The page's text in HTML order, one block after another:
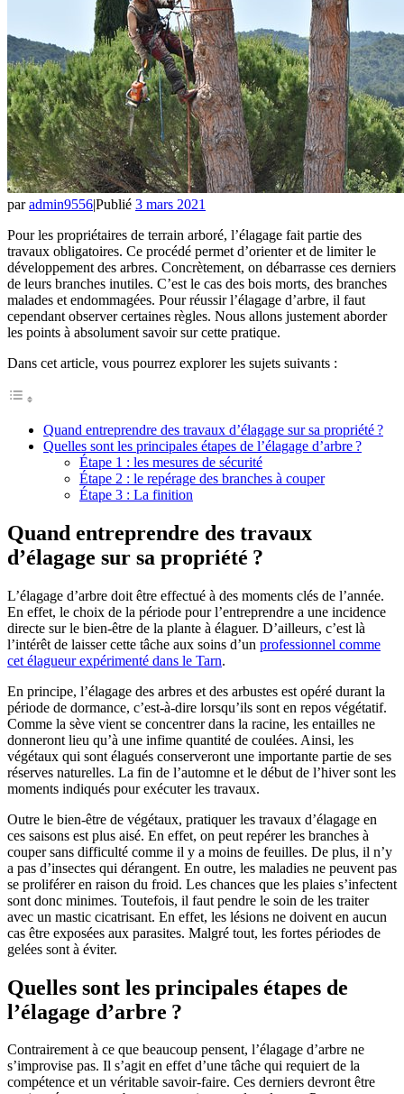
paradmin9556|Publié 3 mars 2021
Pour les propriétaires de terrain arboré, l’élagage fait partie des
travaux obligatoires. Ce procédé permet d’orienter et de limiter le
développement des arbres. Concrètement, on débarrasse ces derniers
de leurs branches inutiles. C’est le cas des bois morts, des branches
malades et endommagées. Pour réussir l’élagage d’arbre, il faut
cependant observer certaines règles. Nous allons justement aborder
les points à absolument savoir sur cette pratique.
Dans cet article, vous pourrez explorer les sujets suivants :
Quand entreprendre des travaux d’élagage sur sa propriété ?
Quelles sont les principales étapes de l’élagage d’arbre ?
Étape 1 : les mesures de sécurité
Étape 2 : le repérage des branches à couper
Étape 3 : La finition
Quand entreprendre des travaux
d’élagage sur sa propriété ?
L’élagage d’arbre doit être effectué à des moments clés de l’année.
En effet, le choix de la période pour l’entreprendre a une incidence
directe sur le bien-être de la plante à élaguer. D’ailleurs, c’est là
l’intérêt de laisser cette tâche aux soins d’un professionnel comme
cet élagueur expérimenté dans le Tarn.
En principe, l’élagage des arbres et des arbustes est opéré durant la
période de dormance, c’est-à-dire lorsqu’ils sont en repos végétatif.
Comme la sève vient se concentrer dans la racine, les entailles ne
donneront lieu qu’à une infime quantité de coulées. Ainsi, les
végétaux qui sont élagués conserveront une importante partie de ses
réserves naturelles. La fin de l’automne et le début de l’hiver sont les
moments indiqués pour exécuter les travaux.
Outre le bien-être de végétaux, pratiquer les travaux d’élagage en
ces saisons est plus aisé. En effet, on peut repérer les branches à
couper sans difficulté comme il y a moins de feuilles. De plus, il n’y
a pas d’insectes qui dérangent. En outre, les maladies ne peuvent pas
se proliférer en raison du froid. Les chances que les plaies s’infectent
sont donc minimes. Toutefois, il faut pendre le soin de les traiter
avec un mastic cicatrisant. En effet, les lésions ne doivent en aucun
cas être exposées aux parasites. Malgré tout, les fortes périodes de
gelées sont à éviter.
Quelles sont les principales étapes de
l’élagage d’arbre ?
Contrairement à ce que beaucoup pensent, l’élagage d’arbre ne
s’improvise pas. Il s’agit en effet d’une tâche qui requiert de la
compétence et un véritable savoir-faire. Ces derniers devront être